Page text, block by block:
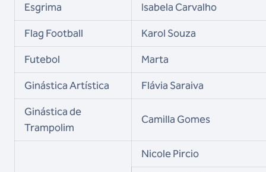
Esgrima
Isabela Carvalho
Flag Football
Karol Souza
Futebol
Marta
Ginástica Artística
Flávia Saraiva
Ginástica de
Trampolim
Camilla Gomes
Nicole Pircio